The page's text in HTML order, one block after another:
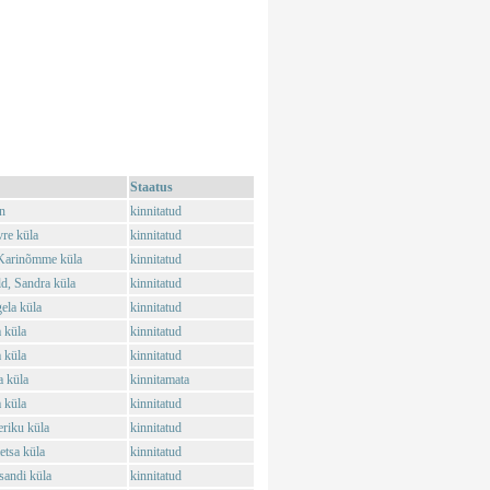
Staatus
kinnitatud
küla
kinnitatud
küla
kinnitatud
Sandra küla
kinnitatud
küla
kinnitatud
küla
kinnitatud
küla
kinnitatud
küla
kinnitamata
küla
kinnitatud
küla
kinnitatud
küla
kinnitatud
küla
kinnitatud